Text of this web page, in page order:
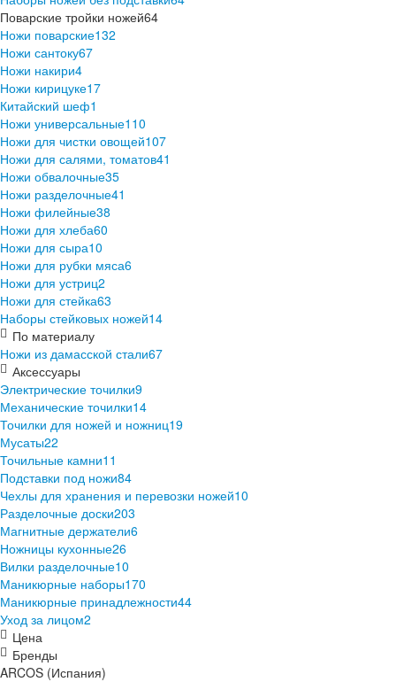
Поварские тройки ножей64
Ножи поварские132
Ножи сантоку67
Ножи накири4
Ножи кирицуке17
Китайский шеф1
Ножи универсальные110
Ножи для чистки овощей107
Ножи для салями, томатов41
Ножи обвалочные35
Ножи разделочные41
Ножи филейные38
Ножи для хлеба60
Ножи для сыра10
Ножи для рубки мяса6
Ножи для устриц2
Ножи для стейка63
Наборы стейковых ножей14
По материалу
Ножи из дамасской стали67
Аксессуары
Электрические точилки9
Механические точилки14
Точилки для ножей и ножниц19
Мусаты22
Точильные камни11
Подставки под ножи84
Чехлы для хранения и перевозки ножей10
Разделочные доски203
Магнитные держатели6
Ножницы кухонные26
Вилки разделочные10
Маникюрные наборы170
Маникюрные принадлежности44
Уход за лицом2
Цена
Бренды
ARCOS (Испания)